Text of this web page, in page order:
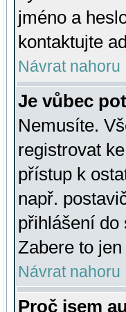
jméno a
kontaktujte
Návrat nahoru
Je vůbec
Nemusíte.
registrovat
přístup k
např.
přihlášení do
Zabere to
Návrat nahoru
Proč jsem